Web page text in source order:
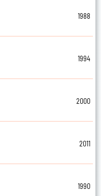
1988
1994
2000
2011
1990